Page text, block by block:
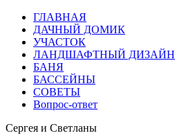
ГЛАВНАЯ
ДАЧНЫЙ ДОМИК
УЧАСТОК
ЛАНДШАФТНЫЙ ДИЗАЙН
БАНЯ
БАССЕЙНЫ
СОВЕТЫ
Вопрос-ответ
Сергея и Светланы